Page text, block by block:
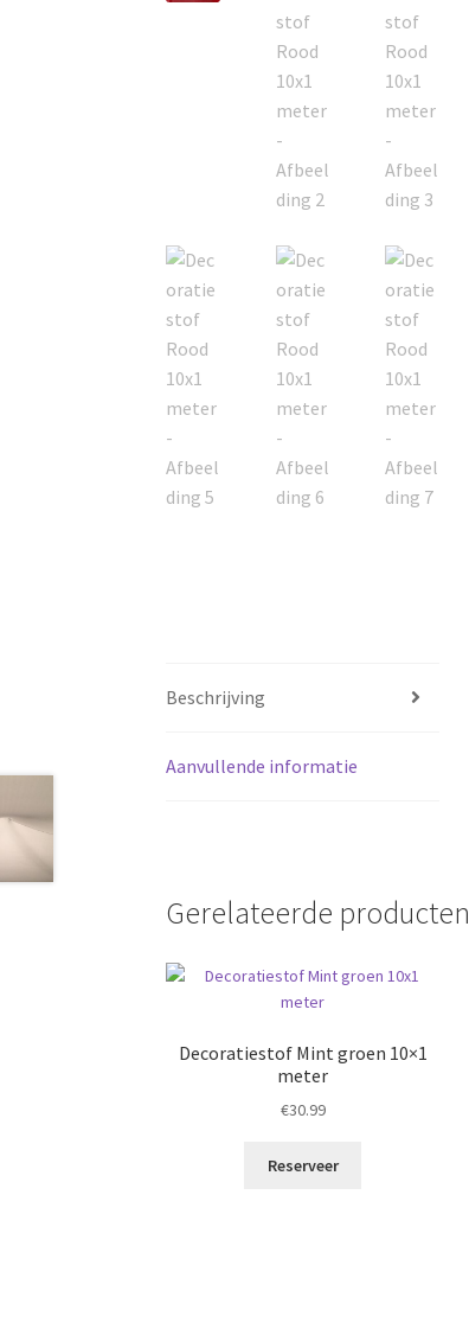
Beschrijving
Aanvullende informatie
Gerelateerde producten
Decoratiestof Mint groen 10×1
meter
€30.99
Reserveer